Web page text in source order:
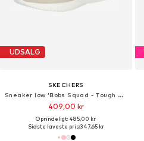
UDSALG
SKECHERS
Sneaker low 'Bobs Squad - Tough Talk'
409,00 kr
Oprindeligt: 485,00 kr
Sidste laveste pris:347,65 kr